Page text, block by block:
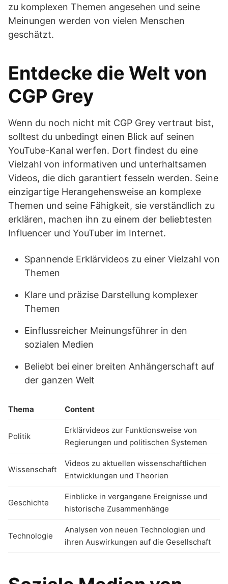
zu komplexen Themen angesehen und seine
Meinungen werden von vielen Menschen
geschätzt.
Entdecke die Welt von
CGP Grey
Wenn du noch nicht mit CGP Grey vertraut bist,
solltest du unbedingt einen Blick auf seinen
YouTube-Kanal werfen. Dort findest du eine
Vielzahl von informativen und unterhaltsamen
Videos, die dich garantiert fesseln werden. Seine
einzigartige Herangehensweise an komplexe
Themen und seine Fähigkeit, sie verständlich zu
erklären, machen ihn zu einem der beliebtesten
Influencer und YouTuber im Internet.
Spannende Erklärvideos zu einer Vielzahl von
Themen
Klare und präzise Darstellung komplexer
Themen
Einflussreicher Meinungsführer in den
sozialen Medien
Beliebt bei einer breiten Anhängerschaft auf
der ganzen Welt
Thema Content
Politik
Erklärvideos zur Funktionsweise von
Regierungen und politischen Systemen
Wissenschaft
Videos zu aktuellen wissenschaftlichen
Entwicklungen und Theorien
Geschichte
Einblicke in vergangene Ereignisse und
historische Zusammenhänge
Technologie
Analysen von neuen Technologien und
ihren Auswirkungen auf die Gesellschaft